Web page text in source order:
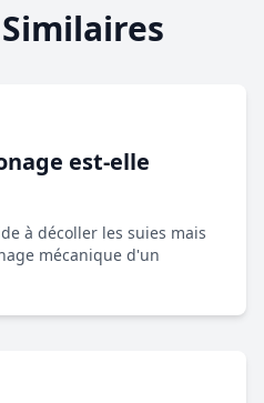
est-elle
à décoller les suies mais
mécanique d'un